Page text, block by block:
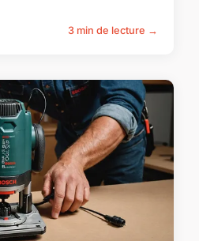
3 min de lecture →